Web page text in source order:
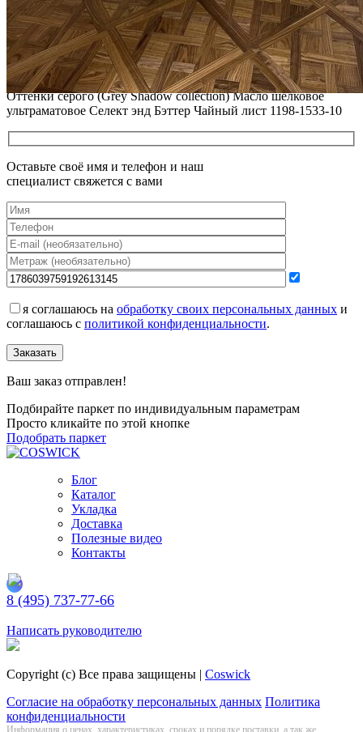
РЕСТАВРАЦИЯ НЕБОЛЬШИХ ВМЯТИН НА ПАРКЕТЕ.
ПОЛЫ, ПОКРЫТЫЕ МАСЛОМ И ТВЕРДЫМ ВОСКОМ
Читать полностью
12.01.2026
Все новости о Coswick
Мозаичный паркет COSWICK Дуб Серое дерево (Grey Wood)
Оттенки серого (Grеy Shadow collection) Масло шелковое
ультраматовое Селект энд Бэттер Чайный лист 1198-1533-10
Оставьте своё имя и телефон и наш
специалист свяжется с вами
я соглашаюсь на обработку своих персональных данных и
соглашаюсь с политикой конфиденциальности.
Заказать
Ваш заказ отправлен!
Подбирайте паркет по индивидуальным параметрам
Просто кликайте по этой кнопке
Подобрать паркет
Блог
Каталог
Укладка
Доставка
Полезные видео
Контакты
8 (495) 737-77-66
Написать руководителю
Copyright (c) Все права защищены | Coswick
Согласие на обработку персональных данных Политика
конфиденциальности